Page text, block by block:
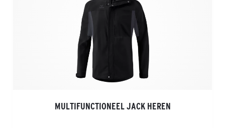
MULTIFUNCTIONEEL JACK HEREN